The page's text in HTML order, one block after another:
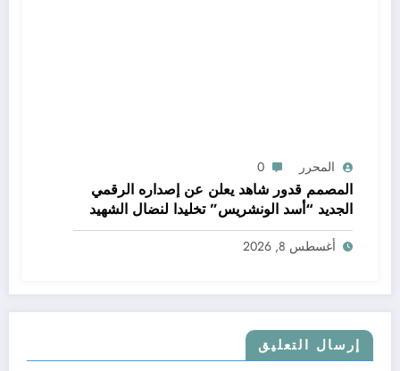
المحرر 0
المصمم قدور شاهد يعلن عن إصداره الرقمي
الجديد “أسد الونشريس” تخليدا لنضال الشهيد
الجيلالي بونعامة
أغسطس 8, 2026
إرسال التعليق